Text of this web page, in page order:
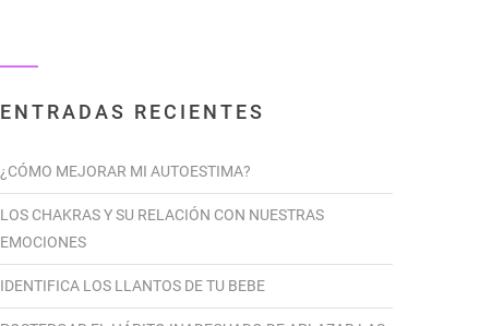
ENTRADAS RECIENTES
¿CÓMO MEJORAR MI AUTOESTIMA?
LOS CHAKRAS Y SU RELACIÓN CON NUESTRAS
EMOCIONES
IDENTIFICA LOS LLANTOS DE TU BEBE